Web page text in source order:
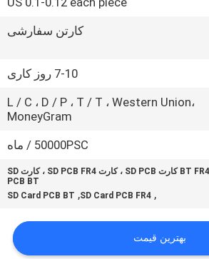
کارتن سفارشی
7-10 روز کاری
L / C ، D / P ، T / T ، Western Union،
MoneyGram
50000PSC / ماه
BT FR4 کارت SD PCB ، کارت SD PCB FR4 ، کارت SD
PCB BT
,
SD Card PCB FR4
,
SD Card PCB BT
بهترین قیمت